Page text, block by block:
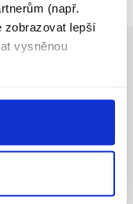
(např.
zobrazovat lepší
vysněnou